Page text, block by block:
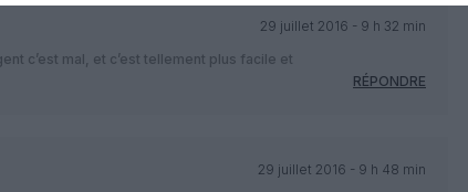
29 juillet 2016 - 9 h 32 min
c’est mal, et c’est tellement plus facile et
RÉPONDRE
29 juillet 2016 - 9 h 48 min